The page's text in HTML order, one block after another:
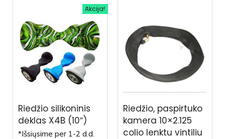
Akcija!
Riedžio silikoninis
dėklas X4B (10″)
*Išsiųsime per 1-2 d.d.
Riedžio, paspirtuko
kamera 10×2.125
colio lenktu vintiliu